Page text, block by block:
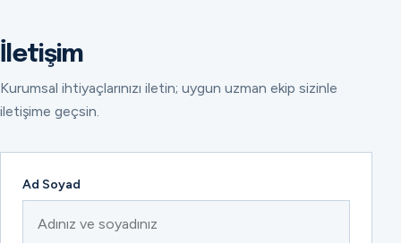
İletişim
Kurumsal ihtiyaçlarınızı iletin; uygun uzman ekip sizinle
iletişime geçsin.
Ad Soyad